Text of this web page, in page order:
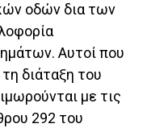
οδών δια των
Αυτοί που
διάταξη του
με τις
292 του